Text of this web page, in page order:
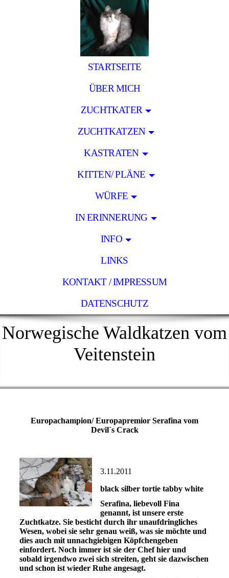
STARTSEITE
ÜBER MICH
ZUCHTKATER
ZUCHTKATZEN
KASTRATEN
KITTEN/ PLÄNE
WÜRFE
IN ERINNERUNG
INFO
LINKS
KONTAKT / IMPRESSUM
DATENSCHUTZ
Norwegische Waldkatzen vom
Veitenstein
Europachampion/ Europapremior Serafina vom
Devil`s Crack
3.11.2011
black silber tortie tabby white
Serafina, liebevoll Fina
genannt, ist unsere erste
Zuchtkatze. Sie besticht durch ihr unaufdringliches
Wesen, wobei sie sehr genau weiß, was sie möchte und
dies auch mit unnachgiebigen Köpfchengeben
einfordert. Noch immer ist sie der Chef hier und
sobald irgendwo zwei sich streiten, geht sie dazwischen
und schon ist wieder Ruhe angesagt.